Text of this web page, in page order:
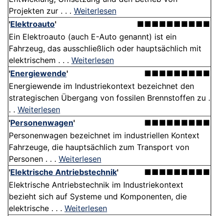
Projekten zur . . . Weiterlesen
'Elektroauto'
■■■■■■■■■■
Ein Elektroauto (auch E-Auto genannt) ist ein
Fahrzeug, das ausschließlich oder hauptsächlich mit
elektrischem . . . Weiterlesen
'Energiewende'
■■■■■■■■■
Energiewende im Industriekontext bezeichnet den
strategischen Übergang von fossilen Brennstoffen zu .
. . Weiterlesen
'Personenwagen'
■■■■■■■■■
Personenwagen bezeichnet im industriellen Kontext
Fahrzeuge, die hauptsächlich zum Transport von
Personen . . . Weiterlesen
'Elektrische Antriebstechnik'
■■■■■■■■■
Elektrische Antriebstechnik im Industriekontext
bezieht sich auf Systeme und Komponenten, die
elektrische . . . Weiterlesen